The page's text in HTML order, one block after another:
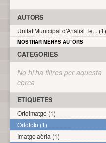
AUTORS
Unitat Municipal d'Anàlisi Te... (1)
MOSTRAR MENYS AUTORS
CATEGORIES
No hi ha filtres per aquesta
cerca
ETIQUETES
Ortoimatge (1)
Ortofoto (1)
Imatge aèria (1)